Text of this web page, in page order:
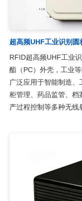
超高频UHF工业识别
RFID超高频UHF工业
酯（PC）外壳，工业
广泛应用于智能制造
柜管理、药品监管、档
产过程控制等多种无线